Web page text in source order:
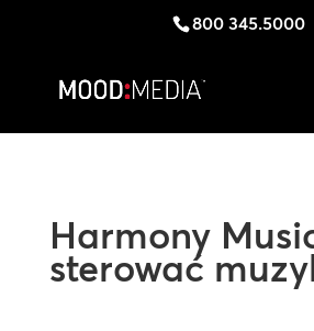
800 345.5000
Harmony
sterować